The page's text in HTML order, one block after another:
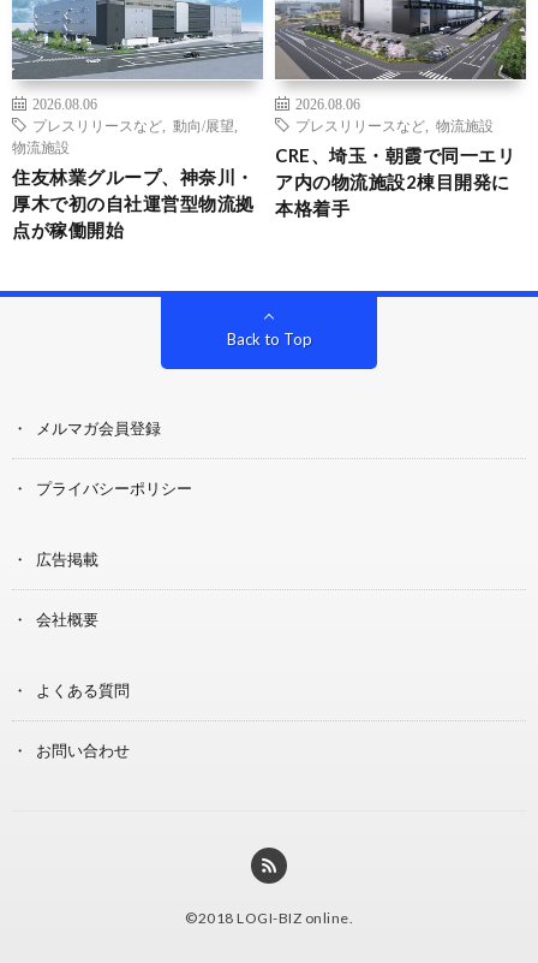
2026.08.06
プレスリリースなど
動向/展望
物流施設
住友林業グループ、神奈川・
厚木で初の自社運営型物流拠
点が稼働開始
2026.08.06
プレスリリースなど
物流施設
CRE、埼玉・朝霞で同一エリ
ア内の物流施設2棟目開発に
本格着手
Back to Top
メルマガ会員登録
プライバシーポリシー
広告掲載
会社概要
よくある質問
お問い合わせ
©2018 LOGI-BIZ online